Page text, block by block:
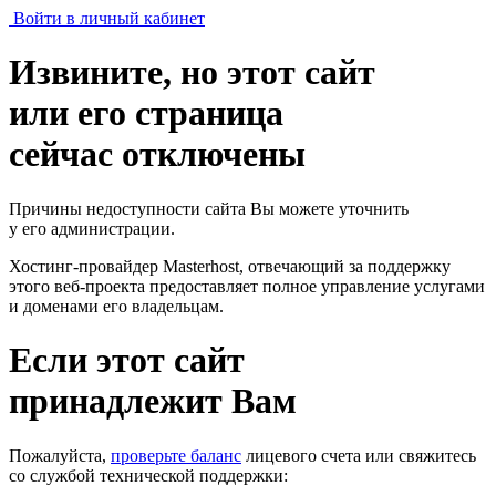
Войти в личный кабинет
Извините, но этот сайт
или его страница
сейчас отключены
Причины недоступности сайта Вы можете уточнить
у его администрации.
Хостинг-провайдер Masterhost, отвечающий за поддержку
этого веб-проекта предоставляет полное управление услугами
и доменами его владельцам.
Если этот сайт
принадлежит Вам
Пожалуйста, проверьте баланс лицевого счета или свяжитесь
со службой технической поддержки: